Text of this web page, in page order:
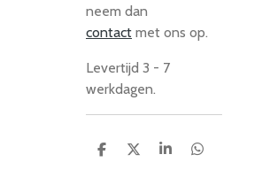
neem dan
contact met ons op.
Levertijd 3 - 7
werkdagen.
D
D
S
D